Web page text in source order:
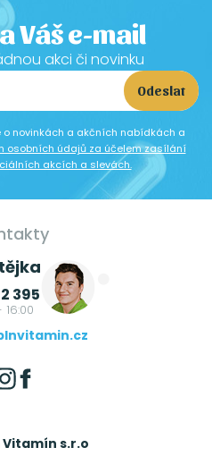
Váš e-mail
akci či novinku
Odeslat
novinkách a akčních nabídkách a
osobních údajů za účelem zasílání
akcích a slevách.
395
Vitamín s.r.o